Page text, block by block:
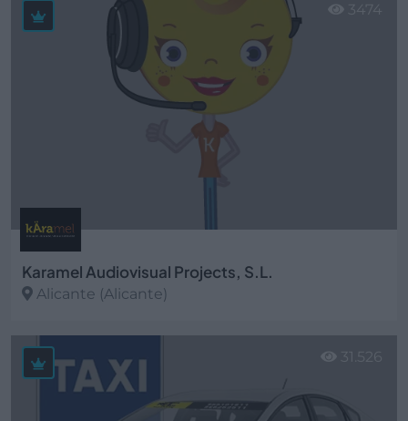
Karamel Audiovisual Projects, S.L.
Alicante (Alicante)
Ver más
3474
31.526